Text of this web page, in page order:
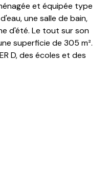
et équipée type
une salle de bain,
d'été. Le tout sur son
superficie de 305 m².
D, des écoles et des